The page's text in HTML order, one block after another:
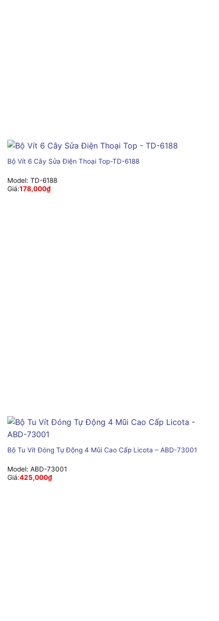
Bộ Vít 6 Cây Sửa Điện Thoại Top-TD-6188
Model: TD-6188
Giá:178,000₫
Bộ Tu Vít Đóng Tự Động 4 Mũi Cao Cấp Licota – ABD-73001
Model: ABD-73001
Giá:425,000₫